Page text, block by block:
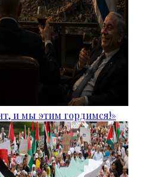
и мы этим гордимся!»